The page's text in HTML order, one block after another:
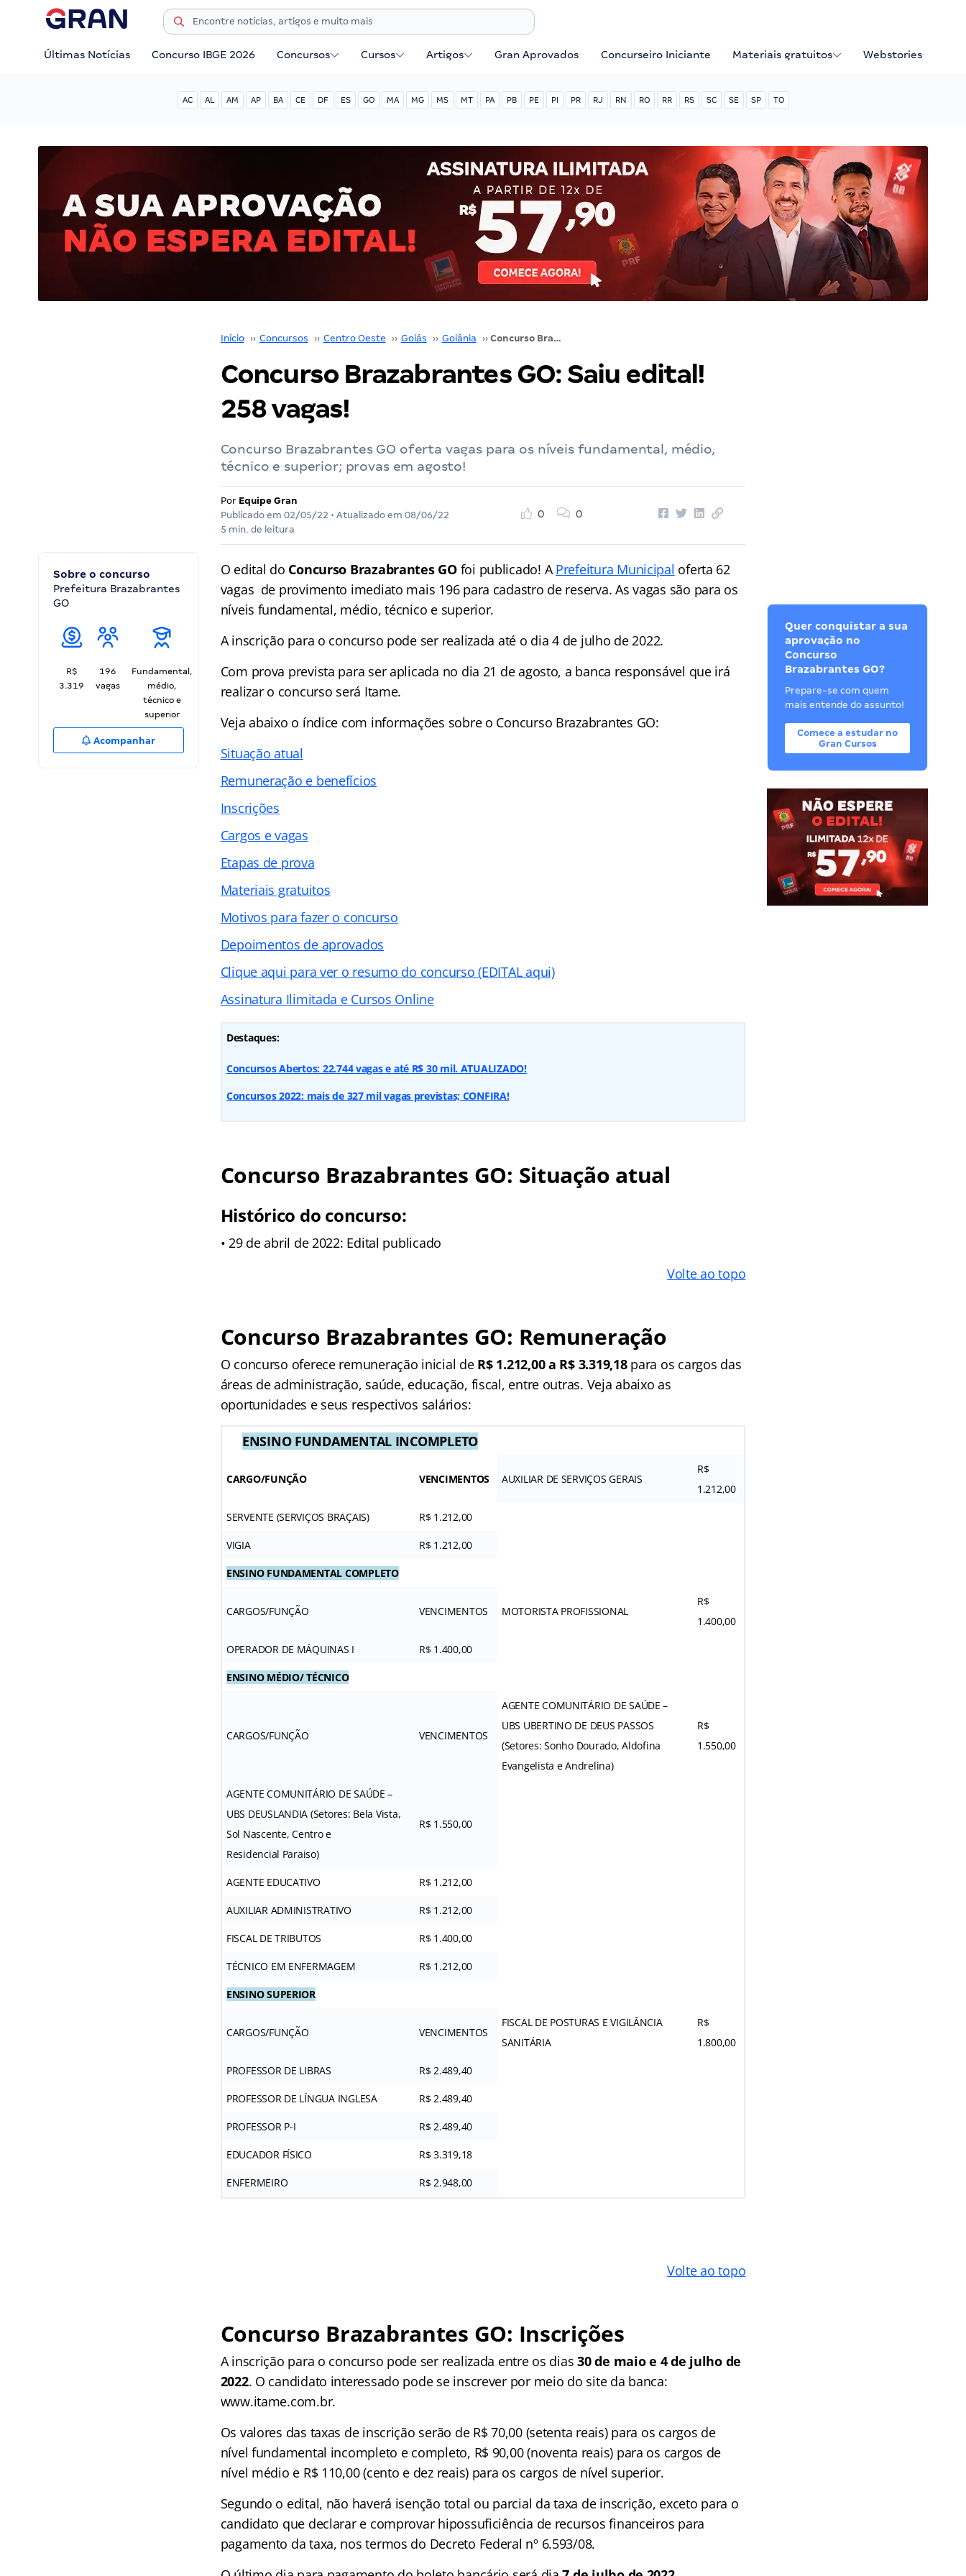
Últimas Notícias Concurso IBGE 2026 Concursos Cursos Artigos Gran Aprovados Concurseiro Iniciante Materiais gratuitos Webstories
AC AL AM AP BA CE DF ES GO MA MG MS MT PA PB PE PI PR RJ RN RO RR RS SC SE SP TO
Início ›› Concursos ›› Centro Oeste ›› Goiás ›› Goiânia ›› Concurso Brazabrantes GO: Saiu edital! 258 vagas!
Concurso Brazabrantes GO: Saiu edital!
258 vagas!
Concurso Brazabrantes GO oferta vagas para os níveis fundamental, médio,
técnico e superior; provas em agosto!
Por Equipe Gran
Publicado em 02/05/22 • Atualizado em 08/06/22
5 min. de leitura
0 0
Sobre o concurso
Prefeitura Brazabrantes
GO
R$
3.319
196
vagas
Fundamental,
médio,
técnico e
superior
Acompanhar
O edital do Concurso Brazabrantes GO foi publicado! APrefeitura Municipal oferta 62
vagas de provimento imediato mais 196 para cadastro de reserva. As vagas são para os
níveis fundamental, médio, técnico e superior.
A inscrição para o concurso pode ser realizada até o dia 4 de julho de 2022.
Com prova prevista para ser aplicada no dia 21 de agosto, a banca responsável que irá
realizar o concurso será Itame.
Veja abaixo o índice com informações sobre o Concurso Brazabrantes GO:
Situação atual
Remuneração e benefícios
Inscrições
Cargos e vagas
Etapas de prova
Materiais gratuitos
Motivos para fazer o concurso
Depoimentos de aprovados
Clique aqui para ver o resumo do concurso (EDITAL aqui)
Assinatura Ilimitada e Cursos Online
Destaques:
Concursos Abertos: 22.744 vagas e até R$ 30 mil. ATUALIZADO!
Concursos 2022: mais de 327 mil vagas previstas; CONFIRA!
Concurso Brazabrantes GO: Situação atual
Histórico do concurso:
• 29 de abril de 2022: Edital publicado
Volte ao topo
Concurso Brazabrantes GO: Remuneração
O concurso oferece remuneração inicial de R$ 1.212,00 a R$ 3.319,18para os cargos das
áreas de administração, saúde, educação, fiscal, entre outras. Veja abaixo as
oportunidades e seus respectivos salários:
ENSINO FUNDAMENTAL INCOMPLETO
CARGO/FUNÇÃO VENCIMENTOS AUXILIAR DE SERVIÇOS GERAIS
R$
1.212,00
SERVENTE (SERVIÇOS BRAÇAIS) R$ 1.212,00
VIGIA R$ 1.212,00
ENSINO FUNDAMENTAL COMPLETO
CARGOS/FUNÇÃO VENCIMENTOS MOTORISTA PROFISSIONAL
R$
1.400,00
OPERADOR DE MÁQUINAS I R$ 1.400,00
ENSINO MÉDIO/ TÉCNICO
CARGOS/FUNÇÃO VENCIMENTOS
AGENTE COMUNITÁRIO DE SAÚDE –
UBS UBERTINO DE DEUS PASSOS
(Setores: Sonho Dourado, Aldofina
Evangelista e Andrelina)
R$
1.550,00
AGENTE COMUNITÁRIO DE SAÚDE –
UBS DEUSLANDIA (Setores: Bela Vista,
Sol Nascente, Centro e
Residencial Paraiso)
R$ 1.550,00
AGENTE EDUCATIVO R$ 1.212,00
AUXILIAR ADMINISTRATIVO R$ 1.212,00
FISCAL DE TRIBUTOS R$ 1.400,00
TÉCNICO EM ENFERMAGEM R$ 1.212,00
ENSINO SUPERIOR
CARGOS/FUNÇÃO VENCIMENTOS
FISCAL DE POSTURAS E VIGILÂNCIA
SANITÁRIA
R$
1.800,00
PROFESSOR DE LIBRAS R$ 2.489,40
PROFESSOR DE LÍNGUA INGLESA R$ 2.489,40
PROFESSOR P-I R$ 2.489,40
EDUCADOR FÍSICO R$ 3.319,18
ENFERMEIRO R$ 2.948,00
Volte ao topo
Concurso Brazabrantes GO: Inscrições
A inscrição para o concurso pode ser realizada entre os dias30 de maio e 4 de julho de
2022. O candidato interessado pode se inscrever por meio do site da banca:
www.itame.com.br.
Os valores das taxas de inscrição serão de R$ 70,00 (setenta reais) para os cargos de
nível fundamental incompleto e completo, R$ 90,00 (noventa reais) para os cargos de
nível médio e R$ 110,00 (cento e dez reais) para os cargos de nível superior.
Segundo o edital, não haverá isenção total ou parcial da taxa de inscrição, exceto para o
candidato que declarar e comprovar hipossuficiência de recursos financeiros para
pagamento da taxa, nos termos do Decreto Federal nº 6.593/08.
Quer conquistar a sua
aprovação no
Concurso
Brazabrantes GO?
Prepare-se com quem
mais entende do assunto!
Comece a estudar no
Gran Cursos